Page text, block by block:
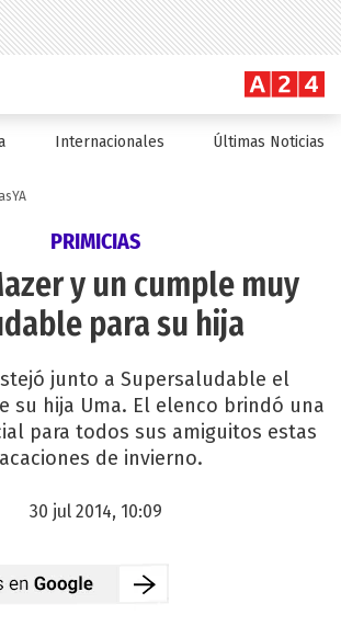
Internacionales Últimas Noticias
PRIMICIAS
y un cumple muy
para su hija
junto a Supersaludable el
su hija Uma. El elenco brindó una
para todos sus amiguitos estas
de invierno.
30 jul 2014, 10:09